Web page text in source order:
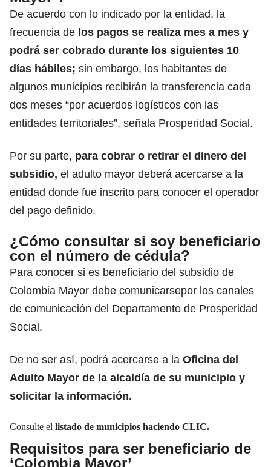
De acuerdo con lo indicado por la entidad, la
frecuencia de los pagos se realiza mes a mes y
podrá ser cobrado durante los siguientes 10
días hábiles; sin embargo, los habitantes de
algunos municipios recibirán la transferencia cada
dos meses “por acuerdos logísticos con las
entidades territoriales”, señala Prosperidad Social.
Por su parte, para cobrar o retirar el dinero del
subsidio, el adulto mayor deberá acercarse a la
entidad donde fue inscrito para conocer el operador
del pago definido.
¿Cómo consultar si soy beneficiario
con el número de cédula?
Para conocer si es beneficiario del subsidio de
Colombia Mayor debe comunicarsepor los canales
de comunicación del Departamento de Prosperidad
Social.
De no ser así, podrá acercarse a la Oficina del
Adulto Mayor de la alcaldía de su municipio y
solicitar la información.
Consulte el listado de municipios haciendo CLIC.
Requisitos para ser beneficiario de
‘Colombia Mayor’